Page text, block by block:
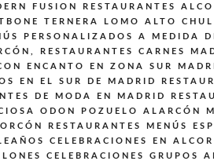
FUSION RESTAURANTES
TERNERA LOMO ALTO
PERSONALIZADOS A MEDIDA
RESTAURANTES CARNES
ENCANTO EN ZONA SUR
EN EL SUR DE MADRID
DE MODA EN MADRID
ODON POZUELO ALARCÓN
RESTAURANTES MENÚS
CELEBRACIONES EN
CELEBRACIONES GRUPOS